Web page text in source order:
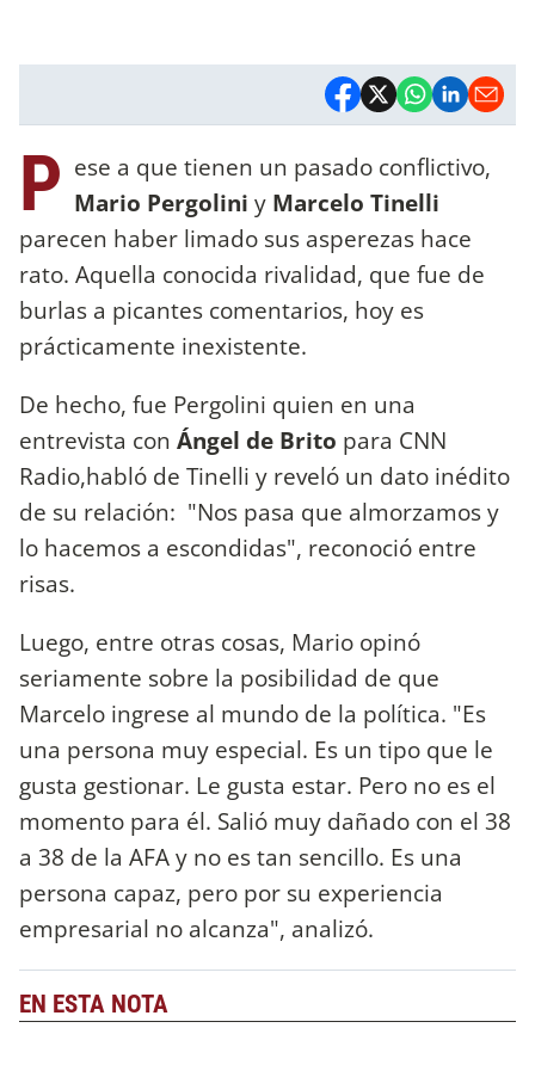
P ese a que tienen un pasado conflictivo,
Mario Pergolini y Marcelo Tinelli
parecen haber limado sus asperezas hace
rato. Aquella conocida rivalidad, que fue de
burlas a picantes comentarios, hoy es
prácticamente inexistente.
De hecho, fue Pergolini quien en una
entrevista con Ángel de Brito para CNN
Radio,habló de Tinelli y reveló un dato inédito
de su relación: "Nos pasa que almorzamos y
lo hacemos a escondidas", reconoció entre
risas.
Luego, entre otras cosas, Mario opinó
seriamente sobre la posibilidad de que
Marcelo ingrese al mundo de la política. "Es
una persona muy especial. Es un tipo que le
gusta gestionar. Le gusta estar. Pero no es el
momento para él. Salió muy dañado con el 38
a 38 de la AFA y no es tan sencillo. Es una
persona capaz, pero por su experiencia
empresarial no alcanza", analizó.
EN ESTA NOTA